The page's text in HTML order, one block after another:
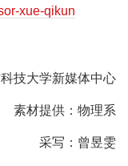
xue-qikun
技大学新媒体中心
素材提供：物理系
采写：曾昱雯